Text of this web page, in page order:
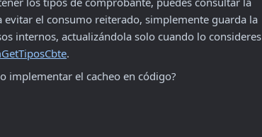
evitar el consumo reiterado, simplemente guarda la
internos, actualizándola solo cuando lo consideres
.
implementar el cacheo en código?